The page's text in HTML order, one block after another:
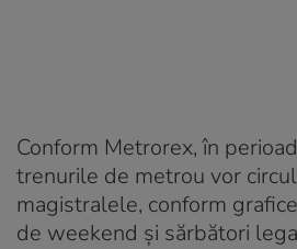
Conform Metrorex, în
trenurile de metrou vor
magistralele, conform
de weekend şi sărbători